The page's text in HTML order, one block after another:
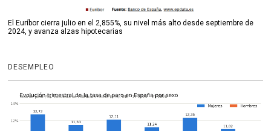
El Euríbor cierra julio en el 2,855%, su nivel más alto desde septiembre de
2024, y avanza alzas hipotecarias
DESEMPLEO